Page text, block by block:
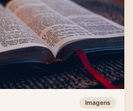
Imagens